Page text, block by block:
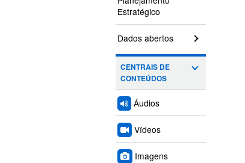
Estratégico
Dados abertos
CENTRAIS DE
CONTEÚDOS
Áudios
Vídeos
Imagens